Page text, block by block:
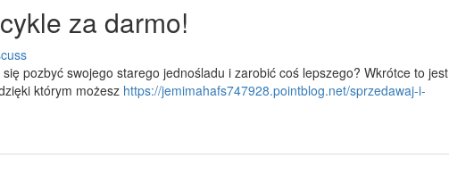
za darmo!
pozbyć swojego starego jednośladu i zarobić coś lepszego? Wkrótce to jest
którym możesz https://jemimahafs747928.pointblog.net/sprzedawaj-i-